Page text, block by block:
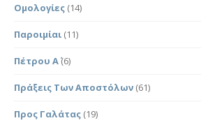
Ομολογίες (14)
Παροιμίαι (11)
Πέτρου Α΄(6)
Πράξεις Των Αποστόλων (61)
Προς Γαλάτας (19)